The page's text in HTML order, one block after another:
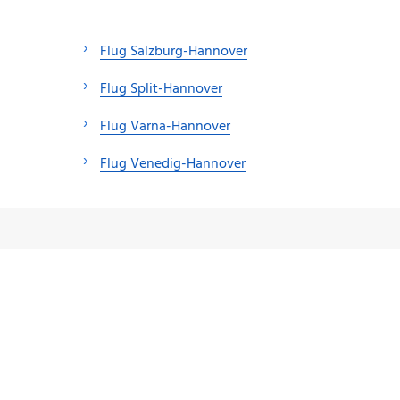
Flug Salzburg-Hannover
Flug Split-Hannover
Flug Varna-Hannover
Flug Venedig-Hannover